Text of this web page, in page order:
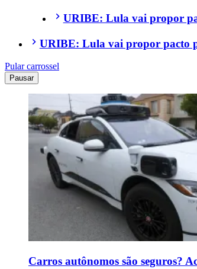
URIBE: Lula vai propor
URIBE: Lula vai propor pacto
Pular carrossel
Pausar
Carros autônomos são seguros?